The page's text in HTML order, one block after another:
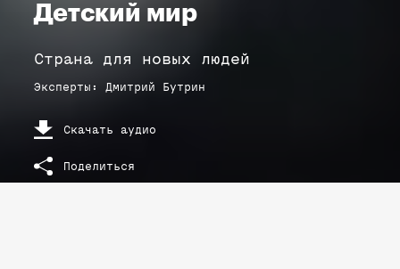
Детский мир
Страна для новых людей
Эксперты : Дмитрий Бутрин
Скачать аудио
Поделиться